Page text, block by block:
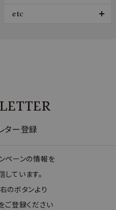
etc
ター登録
ペーンの情報を
ています。
のボタンより
ご登録ください